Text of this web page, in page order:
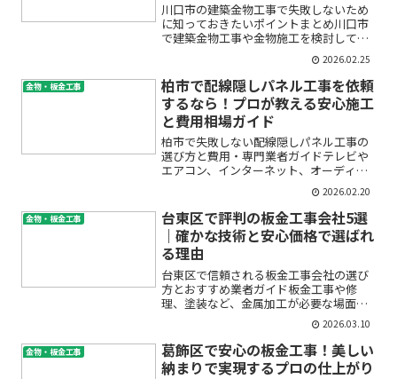
川口市の建築金物工事で失敗しないため
に知っておきたいポイントまとめ川口市
で建築金物工事や金物施工を検討してい
ると、「どこに頼めば良いの？」「見積
や工事費用は妥当？」「安全や仕上がり
は大丈夫？」と、分からないことや不安
も多いのではないでしょう...
2026.02.25
金物・板金工事
柏市で配線隠しパネル工事を依頼
するなら！プロが教える安心施工
と費用相場ガイド
柏市で失敗しない配線隠しパネル工事の
選び方と費用・専門業者ガイドテレビや
エアコン、インターネット、オーディオ
機器など、現代の住まいには配線がどん
どん増えています。「ごちゃごちゃした
コードやケーブルが目立って掃除もしづ
らい」「子どもやペットが...
2026.02.20
金物・板金工事
台東区で評判の板金工事会社5選
｜確かな技術と安心価格で選ばれ
る理由
台東区で信頼される板金工事会社の選び
方とおすすめ業者ガイド板金工事や修
理、塗装など、金属加工が必要な場面は
突然やってきます。「どの会社に相談す
れば安心？」「悪質な業者にあたったら
どうしよう」と不安に感じて検索された
方も多いのではないでしょう...
2026.03.10
金物・板金工事
葛飾区で安心の板金工事！美しい
納まりで実現するプロの仕上がり